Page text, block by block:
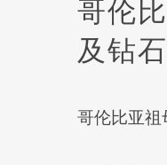
哥伦
及钻
哥伦比亚祖